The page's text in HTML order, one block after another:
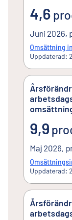
4,6
Juni 2026,
Omsättning
Uppdaterad:
9,9
Maj 2026,
Uppdaterad: